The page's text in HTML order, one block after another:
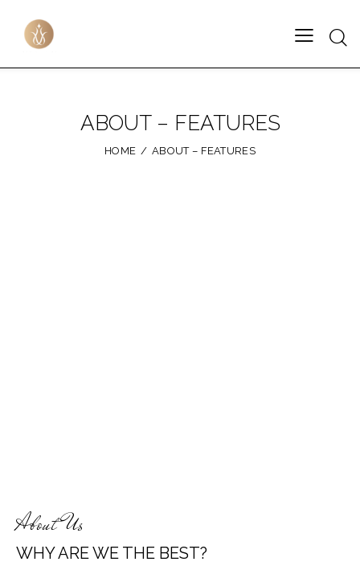
ABOUT – FEATURES
HOME ABOUT – FEATURES
About Us
WHY ARE WE THE BEST?